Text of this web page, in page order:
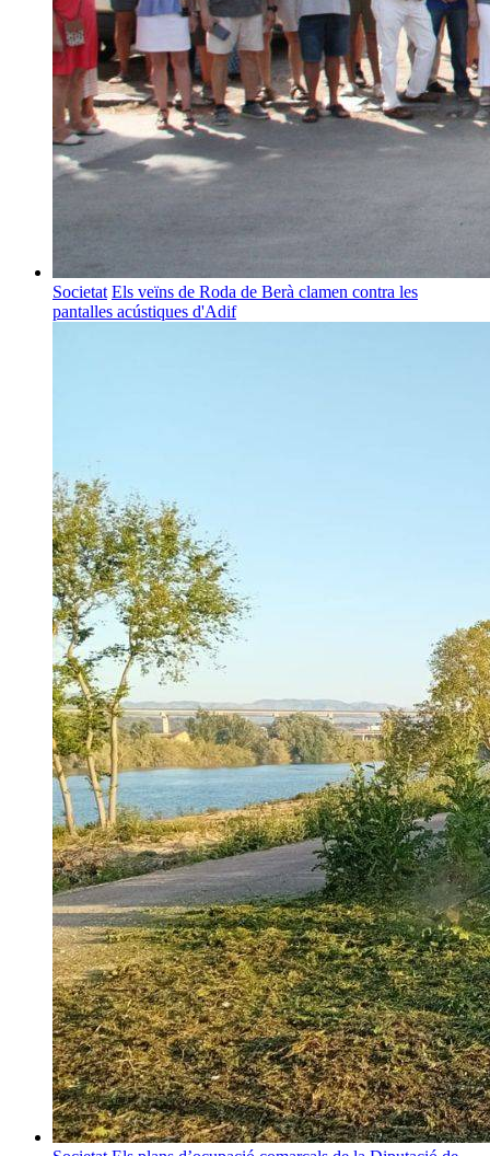
Societat Els veïns de Roda de Berà clamen contra les
pantalles acústiques d'Adif